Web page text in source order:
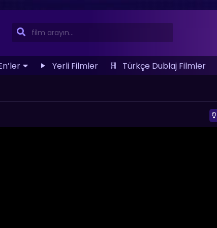
Yerli Filmler Türkçe Dublaj Filmler